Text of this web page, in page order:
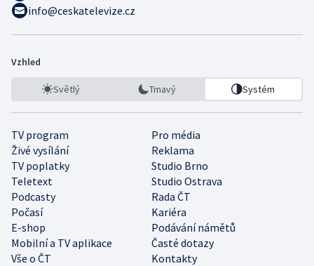
info@ceskatelevize.cz
Vzhled
Světlý Tmavý Systém
TV program
Pro média
Živé vysílání
Reklama
TV poplatky
Studio Brno
Teletext
Studio Ostrava
Podcasty
Rada ČT
Počasí
Kariéra
E-shop
Podávání námětů
Mobilní a TV aplikace
Časté dotazy
Vše o ČT
Kontakty